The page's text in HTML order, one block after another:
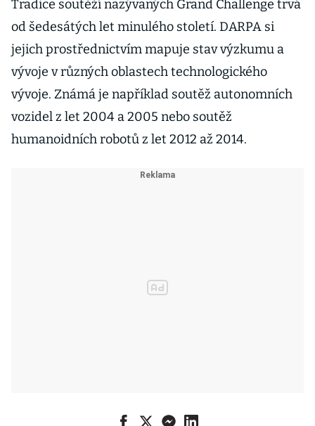
Tradice soutěží nazývaných Grand Challenge trvá
od šedesátých let minulého století. DARPA si
jejich prostřednictvím mapuje stav výzkumu a
vývoje v různých oblastech technologického
vývoje. Známá je například soutěž autonomních
vozidel z let 2004 a 2005 nebo soutěž
humanoidních robotů z let 2012 až 2014.